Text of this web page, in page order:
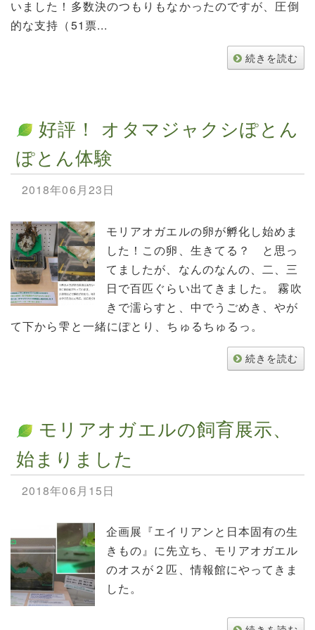
いました！多数決のつもりもなかったのですが、圧倒
的な支持（51票...
続きを読む
好評！ オタマジャクシぽとん
ぽとん体験
2018年06月23日
モリアオガエルの卵が孵化し始めま
した！この卵、生きてる？ と思っ
てましたが、なんのなんの、二、三
日で百匹ぐらい出てきました。 霧吹
きで濡らすと、中でうごめき、やが
て下から雫と一緒にぽとり、ちゅるちゅるっ。
続きを読む
モリアオガエルの飼育展示、
始まりました
2018年06月15日
企画展『エイリアンと日本固有の生
きもの』に先立ち、モリアオガエル
のオスが２匹、情報館にやってきま
した。